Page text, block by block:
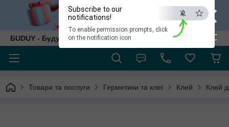
×
ESC
Subscribe to our
notifications!
To enable permission prompts, click
on the notification icon
БUDUY - Будуй як собі!
Товари та послуги Герметики та клеї Клей Клей